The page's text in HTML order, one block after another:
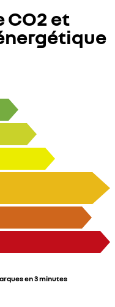
CO2 et
en 3 minutes